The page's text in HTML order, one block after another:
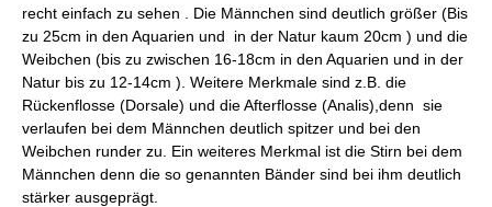
recht einfach zu sehen . Die Männchen sind deutlich größer (Bis
zu 25cm in den Aquarien und in der Natur kaum 20cm ) und die
Weibchen (bis zu zwischen 16-18cm in den Aquarien und in der
Natur bis zu 12-14cm ). Weitere Merkmale sind z.B. die
Rückenflosse (Dorsale) und die Afterflosse (Analis),denn sie
verlaufen bei dem Männchen deutlich spitzer und bei den
Weibchen runder zu. Ein weiteres Merkmal ist die Stirn bei dem
Männchen denn die so genannten Bänder sind bei ihm deutlich
stärker ausgeprägt.